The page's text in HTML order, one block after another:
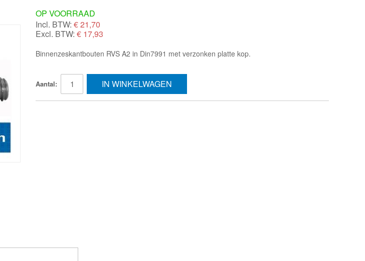
OP VOORRAAD
Incl. BTW: €21,70
Excl. BTW: € 17,93
Binnenzeskantbouten RVS A2 in Din7991 met verzonken platte kop.
Aantal: IN WINKELWAGEN